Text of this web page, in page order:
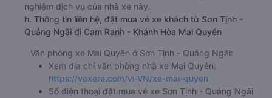
nghiệm dịch vụ của nhà xe này.
h. Thông tin liên hệ, đặt mua vé xe khách từ Sơn Tịnh -
Quảng Ngãi đi Cam Ranh - Khánh Hòa Mai Quyên
Văn phòng xe Mai Quyên ở Sơn Tịnh - Quảng Ngãi:
Xem địa chỉ văn phòng nhà xe Mai Quyên:
https://vexere.com/vi-VN/xe-mai-quyen
Số điện thoại đặt mua vé xe Sơn Tịnh - Quảng Ngãi